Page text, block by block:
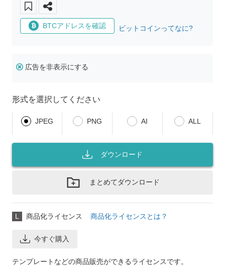
BTCアドレスを確認 ビットコインってなに?
広告を非表示にする
形式を選択してください
JPEG PNG AI ALL
ダウンロード
まとめてダウンロード
L 商品化ライセンス 商品化ライセンスとは？
今すぐ購入
テンプレートなどの商品販売ができるライセンスです。